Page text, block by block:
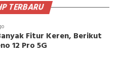
TERBARU
Fitur Keren, Berikut
12 Pro 5G